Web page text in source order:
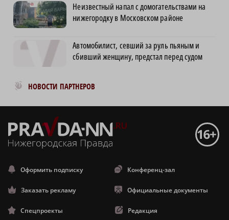
Неизвестный напал с домогательствами на
нижегородку в Московском районе
Автомобилист, севший за руль пьяным и
сбивший женщину, предстал перед судом
НОВОСТИ ПАРТНЕРОВ
Новости МирТесен
Оформить подписку Конференц-зал
Заказать рекламу Официальные документы
Спецпроекты Редакция